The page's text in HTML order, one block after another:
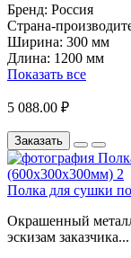
Бренд: Россия
Страна-
Ширина: 300 мм
Длина: 1200 мм
Показать все
5 088.00 ₽
Заказать
Полка для сушки
Окрашенный
эскизам заказчика...